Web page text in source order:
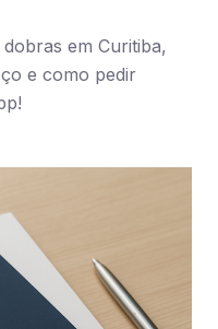
em Curitiba,
e como pedir